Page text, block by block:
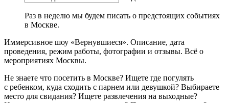
Раз в неделю мы будем писать о предстоящих событиях
в Москве.
Иммерсивное шоу «Вернувшиеся». Описание, дата
проведения, режим работы, фотографии и отзывы. Всё о
мероприятиях Москвы.
Не знаете что посетить в Москве? Ищете где погулять
с ребенком, куда сходить с парнем или девушкой? Выбираете
место для свидания? Ищете развлечения на выходные?